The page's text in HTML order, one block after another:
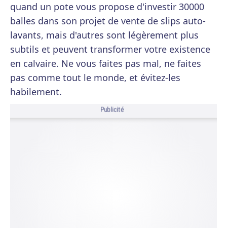
quand un pote vous propose d'investir 30000
balles dans son projet de vente de slips auto-
lavants, mais d'autres sont légèrement plus
subtils et peuvent transformer votre existence
en calvaire. Ne vous faites pas mal, ne faites
pas comme tout le monde, et évitez-les
habilement.
Publicité